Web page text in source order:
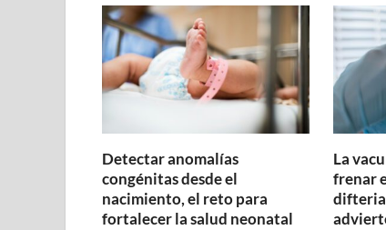
Detectar anomalías
congénitas desde el
nacimiento, el reto para
fortalecer la salud neonatal
La
frenar
difteria